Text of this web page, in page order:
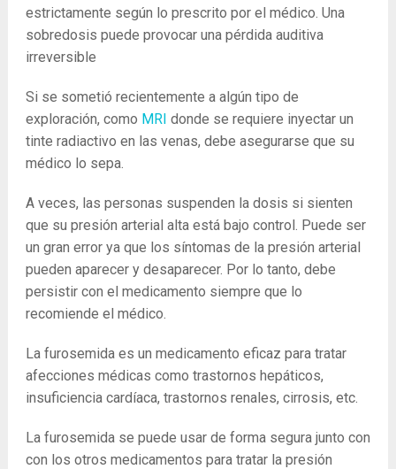
estrictamente según lo prescrito por el médico. Una
sobredosis puede provocar una pérdida auditiva
irreversible
Si se sometió recientemente a algún tipo de
exploración, como MRI donde se requiere inyectar un
tinte radiactivo en las venas, debe asegurarse que su
médico lo sepa.
A veces, las personas suspenden la dosis si sienten
que su presión arterial alta está bajo control. Puede ser
un gran error ya que los síntomas de la presión arterial
pueden aparecer y desaparecer. Por lo tanto, debe
persistir con el medicamento siempre que lo
recomiende el médico.
La furosemida es un medicamento eficaz para tratar
afecciones médicas como trastornos hepáticos,
insuficiencia cardíaca, trastornos renales, cirrosis, etc.
La furosemida se puede usar de forma segura junto con
con los otros medicamentos para tratar la presión